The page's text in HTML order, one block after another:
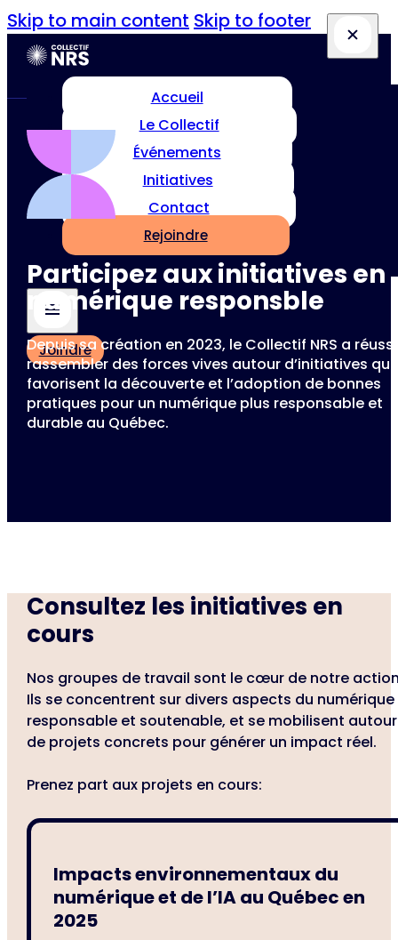
Skip to main content Skip to footer
Accueil
Le Collectif
Événements
Initiatives
Contact
Rejoindre
Joindre
Participez aux initiatives en
numérique responsble
Depuis sa création en 2023, le Collectif NRS a
rassembler des forces vives autour d’initiatives qui
favorisent la découverte et l’adoption de bonnes
pratiques pour un numérique plus responsable et
durable au Québec.
Consultez les initiatives en
cours
Nos groupes de travail sont le cœur de notre
Ils se concentrent sur divers aspects du numérique
responsable et soutenable, et se mobilisent autour
de projets concrets pour générer un impact réel.
Prenez part aux projets en cours:
Impacts environnementaux du
numérique et de l’IA au Québec en
2025